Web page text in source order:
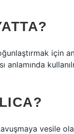
için
anlamında
vesile